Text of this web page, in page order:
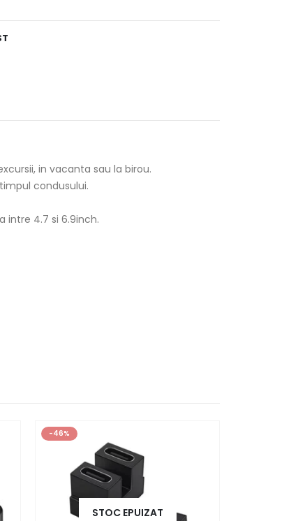
in vacanta sau la birou.
condusului.
intre 4.7 si 6.9inch.
-46%
STOC EPUIZAT